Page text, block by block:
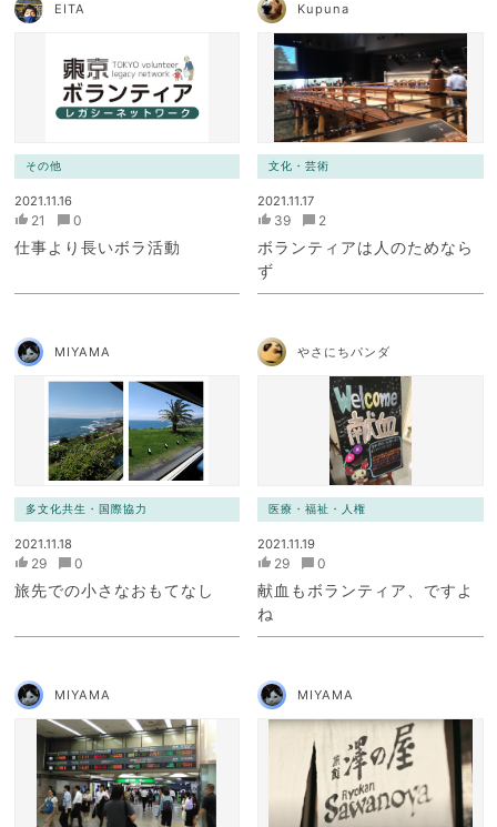
EITA
その他
2021.11.16
21 0
仕事より長いボラ活動
Kupuna
文化・芸術
2021.11.17
39 2
ボランティアは人のためなら
ず
MIYAMA
多文化共生・国際協力
2021.11.18
29 0
旅先での小さなおもてなし
やさにちパンダ
医療・福祉・人権
2021.11.19
29 0
献血もボランティア、ですよ
ね
MIYAMA MIYAMA